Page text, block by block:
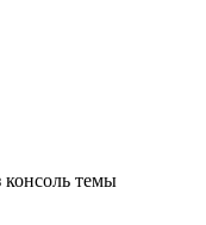
консоль темы